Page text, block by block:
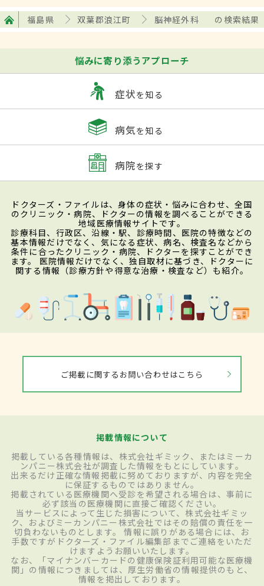
福島県 双葉郡浪江町 脳神経外科 の検索結果
悩みに寄り添うアプローチ
症状を知る
病気を知る
病院を探す
ドクターズ・ファイルは、身体の症状・悩みに合わせ、全国
のクリニック・病院、ドクターの情報を調べることができる
地域医療情報サイトです。
診療科目、行政区、沿線・駅、診療時間、医院の特徴などの
基本情報だけでなく、気になる症状、病名、検査名などから
条件に合ったクリニック・病院、ドクターを探すことができ
ます。 医院情報だけでなく、独自取材に基づき、ドクターに
関する情報（診療方針や得意な治療・検査など）も紹介。
ご掲載に関するお問い合わせはこちら
掲載情報について
掲載している各種情報は、株式会社ギミック、またはミーカ
ンパニー株式会社が調査した情報をもとにしています。
出来るだけ正確な情報掲載に努めておりますが、内容を完全
に保証するものではありません。
掲載されている医療機関へ受診を希望される場合は、事前に
必ず該当の医療機関に直接ご確認ください。
当サービスによって生じた損害について、株式会社ギミッ
ク、およびミーカンパニー株式会社ではその賠償の責任を一
切負わないものとします。 情報に誤りがある場合には、お
手数ですがドクターズ・ファイル編集部までご連絡をいただ
けますようお願いいたします。
なお、「マイナンバーカードの健康保険証利用可能な医療機
関」の情報につきましては、厚生労働省の情報提供のもと、
情報を掲出しております。